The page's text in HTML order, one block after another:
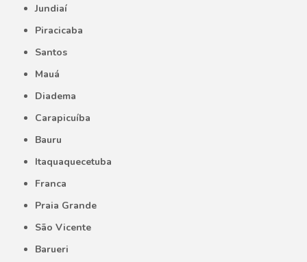
Jundiaí
Piracicaba
Santos
Mauá
Diadema
Carapicuíba
Bauru
Itaquaquecetuba
Franca
Praia Grande
São Vicente
Barueri